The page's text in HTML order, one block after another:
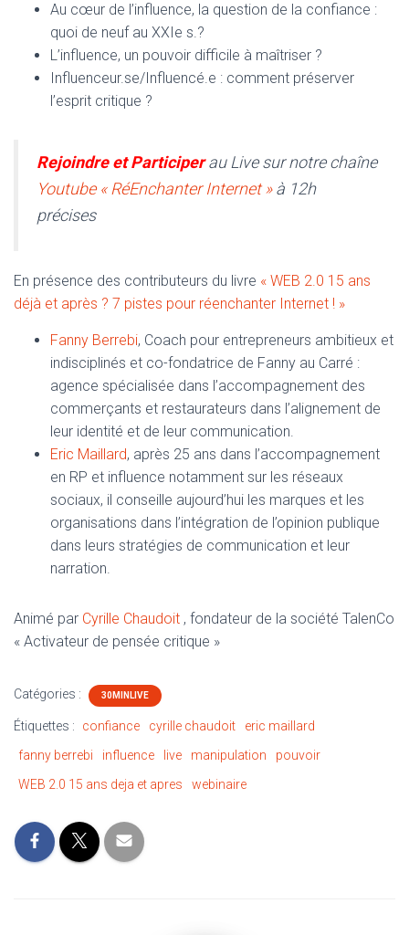
Au cœur de l’influence, la question de la confiance :
quoi de neuf au XXIe s.?
L’influence, un pouvoir difficile à maîtriser ?
Influenceur.se/Influencé.e : comment préserver
l’esprit critique ?
Rejoindre et Participer au Live sur notre chaîne
Youtube « RéEnchanter Internet »à 12h
précises
En présence des contributeurs du livre « WEB 2.0 15 ans
déjà et après ? 7 pistes pour réenchanter Internet ! »
Fanny Berrebi, Coach pour entrepreneurs ambitieux et
indisciplinés et co-fondatrice de Fanny au Carré :
agence spécialisée dans l’accompagnement des
commerçants et restaurateurs dans l’alignement de
leur identité et de leur communication.
Eric Maillard, après 25 ans dans l’accompagnement
en RP et influence notamment sur les réseaux
sociaux, il conseille aujourd’hui les marques et les
organisations dans l’intégration de l’opinion publique
dans leurs stratégies de communication et leur
narration.
Animé par Cyrille Chaudoit , fondateur de la société TalenCo
« Activateur de pensée critique »
Catégories : 30MINLIVE
Étiquettes : confiance cyrille chaudoit
eric maillard
fanny berrebi
influence live manipulation
pouvoir
WEB 2.0 15 ans deja et apres
webinaire